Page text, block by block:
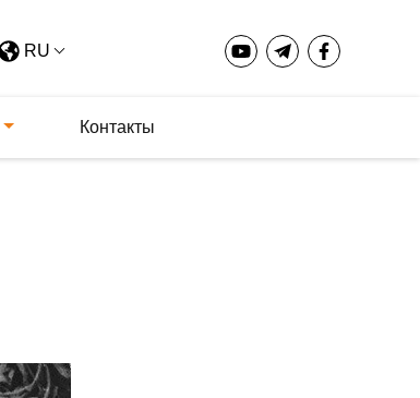
RU
Контакты